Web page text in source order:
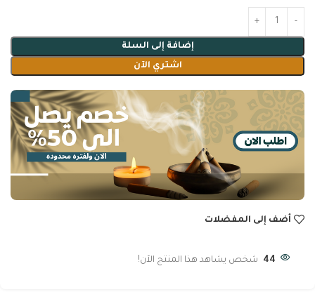
إضافة إلى السلة
اشتري الآن
أضف إلى المفضلات
44 شخص يشاهد هذا المنتج الآن!